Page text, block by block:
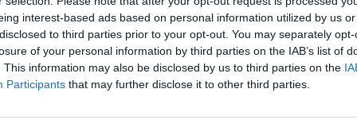
interest-based ads based on personal information utilized by us
to third parties prior to your opt-out. You may separately
of your personal information by third parties on the IAB’s list of
This information may also be disclosed by us to third parties on the
Participants that may further disclose it to other third parties.
Silva (Getty Images)
sul rinnovo per riaccendere sogni e